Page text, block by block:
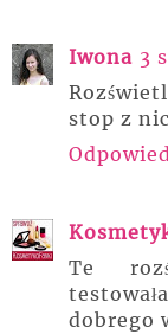
Iwona 3
stop z
Te
dobrego